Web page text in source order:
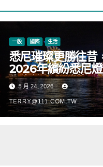
一般 國際 生活
悉尼璀璨更勝往昔
2026年繽紛悉尼
音樂節絢麗啟幕
5 月 24, 2026
TERRY@111.COM.TW